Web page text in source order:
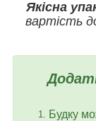
Якісна
вартість
Будку